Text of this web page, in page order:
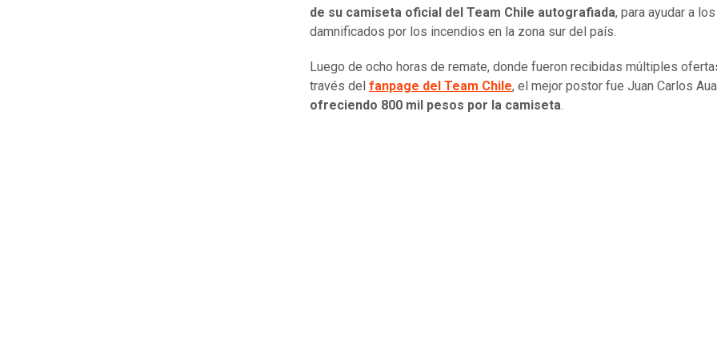
de su camiseta oficial del Team Chile autografiada, para ayudar a los
damnificados por los incendios en la zona sur del país.
Luego de ocho horas de remate, donde fueron recibidas múltiples
través del fanpage del Team Chile, el mejor postor fue Juan Carlos
ofreciendo 800 mil pesos por la camiseta.